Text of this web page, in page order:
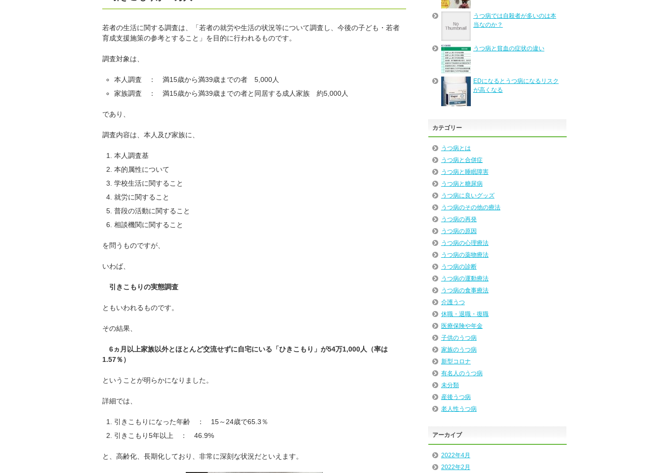
若者の生活に関する調査は、「若者の就労や生活の状況等について調査し、今後の子ども・若者
育成支援施策の参考とすること」を目的に行われるものです。
調査対象は、
本人調査 ： 満15歳から満39歳までの者 5,000人
家族調査 ： 満15歳から満39歳までの者と同居する成人家族 約5,000人
であり、
調査内容は、本人及び家族に、
本人調査基
本的属性について
学校生活に関すること
就労に関すること
普段の活動に関すること
相談機関に関すること
を問うものですが、
いわば、
引きこもりの実態調査
ともいわれるものです。
その結果、
6ヵ月以上家族以外とほとんど交流せずに自宅にいる「ひきこもり」が54万1,000人（率は
1.57％）
ということが明らかになりました。
詳細では、
引きこもりになった年齢 ： 15～24歳で65.3％
引きこもり5年以上 ： 46.9%
と、高齢化、長期化しており、非常に深刻な状況だといえます。
うつ病では自殺者が多いのは本
当なのか？
うつ病と貧血の症状の違い
EDになるとうつ病になるリスク
が高くなる
カテゴリー
うつ病とは
うつ病と合併症
うつ病と睡眠障害
うつ病と糖尿病
うつ病に良いグッズ
うつ病のその他の療法
うつ病の再発
うつ病の原因
うつ病の心理療法
うつ病の薬物療法
うつ病の診断
うつ病の運動療法
うつ病の食事療法
介護うつ
休職・退職・復職
医療保険や年金
子供のうつ病
家族のうつ病
新型コロナ
有名人のうつ病
未分類
産後うつ病
老人性うつ病
アーカイブ
2022年4月
2022年2月